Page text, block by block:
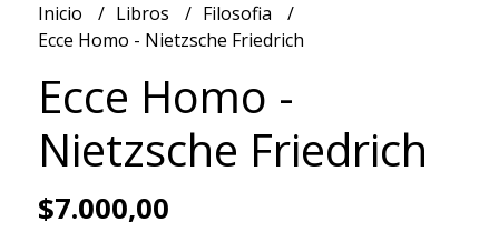
Inicio Libros
Filosofia
Ecce Homo - Nietzsche Friedrich
Ecce Homo -
Nietzsche Friedrich
$7.000,00